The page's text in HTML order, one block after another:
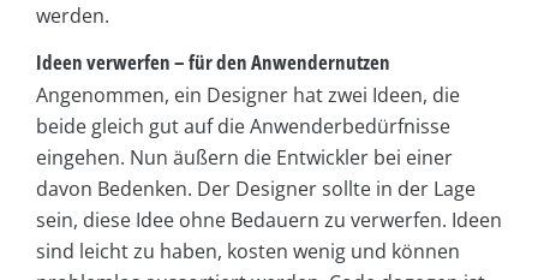
werden.
Ideen verwerfen – für den Anwendernutzen
Angenommen, ein Designer hat zwei Ideen, die
beide gleich gut auf die Anwenderbedürfnisse
eingehen. Nun äußern die Entwickler bei einer
davon Bedenken. Der Designer sollte in der Lage
sein, diese Idee ohne Bedauern zu verwerfen. Ideen
sind leicht zu haben, kosten wenig und können